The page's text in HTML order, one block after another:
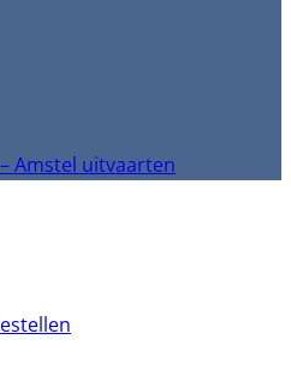
Amstel uitvaarten